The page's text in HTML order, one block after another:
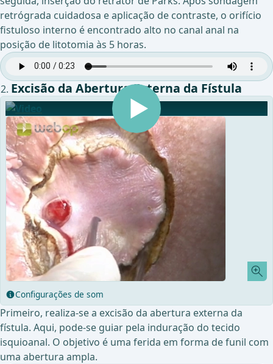
retrógrada cuidadosa e aplicação de contraste, o orifício
fistuloso interno é encontrado alto no canal anal na
posição de litotomia às 5 horas.
Excisão da Abertura Externa da Fístula
Configurações de som
Primeiro, realiza-se a excisão da abertura externa da
fístula. Aqui, pode-se guiar pela induração do tecido
isquioanal. O objetivo é uma ferida em forma de funil com
uma abertura ampla.